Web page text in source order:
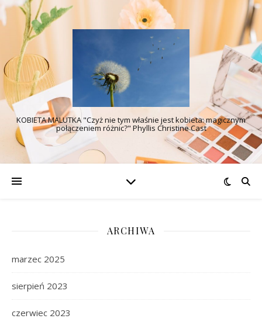
KOBIETA MALUTKA "Czyż nie tym właśnie jest kobieta: magicznym
połączeniem różnic?" Phyllis Christine Cast
ARCHIWA
marzec 2025
sierpień 2023
czerwiec 2023